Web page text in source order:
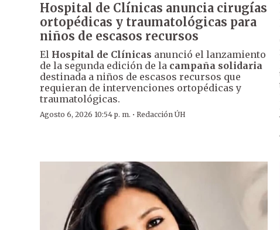
Hospital de Clínicas anuncia cirugías
ortopédicas y traumatológicas para
niños de escasos recursos
El Hospital de Clínicas anunció el lanzamiento
de la segunda edición de la campaña solidaria
destinada a niños de escasos recursos que
requieran de intervenciones ortopédicas y
traumatológicas.
Agosto 6, 2026 10:54 p. m. · Redacción ÚH